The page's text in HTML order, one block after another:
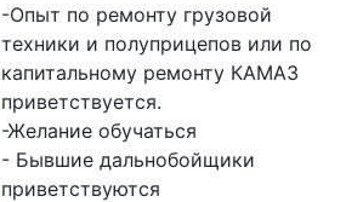
-Опыт по ремонту грузовой
техники и полуприцепов или по
капитальному ремонту КАМАЗ
приветствуется.
-Желание обучаться
- Бывшие дальнобойщики
приветствуются